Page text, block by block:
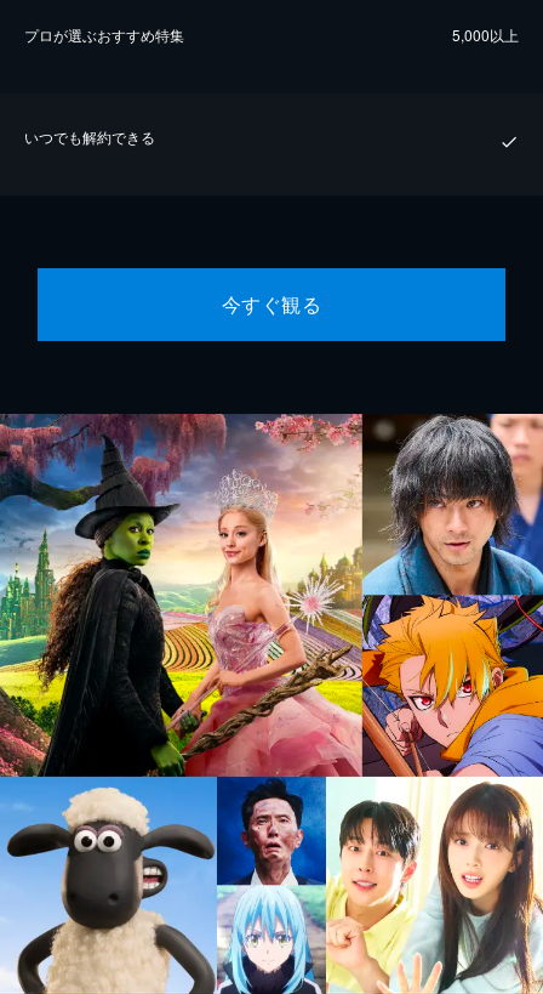
プロが選ぶおすすめ特集 5,000以上
いつでも解約できる
今すぐ観る